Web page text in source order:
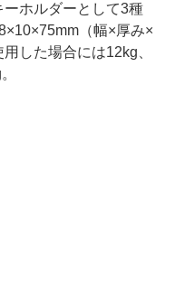
ホルダーとして3種
（幅×厚み×
した場合には12kg、